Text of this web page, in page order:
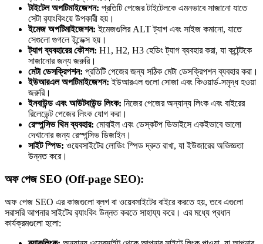
টাইটেল অপটিমাইজেশন: প্রতিটি পেজের টাইটেলকে এমনভাবে সাজানো যাতে
সেটা র‍্যাংকিংয়ে উপকারী হয়।
ইমেজ অপটিমাইজেশন: ইমেজগুলির ALT ট্যাগ এবং সাইজ কমানো, যাতে
সেগুলো গুগলে ইন্ডেক্স হয়।
ট্যাগ ব্যবহারের কৌশল: H1, H2, H3 হেডিং ট্যাগ ব্যবহার করা, যা কন্টেন্টকে
সাজানোর জন্য জরুরি।
মেটা ডেসক্রিপশন: প্রতিটি পেজের জন্য সঠিক মেটা ডেসক্রিপশন ব্যবহার করা।
ইউআরএল অপটিমাইজেশন: ইউআরএল গুলো সোজা এবং কিওয়ার্ড-সমৃদ্ধ হওয়া
জরুরি।
ইনবাউন্ড এবং আউটবাউন্ড লিংক: নিজের পেজের অন্যান্য লিংক এবং বাইরের
রিলেভেন্ট পেজের লিংক যোগ করা।
রেস্পন্সিভ থিম ব্যবহার: মোবাইল এবং ডেস্কটপ ডিভাইসে একইভাবে ভালো
দেখানোর জন্য রেস্পন্সিভ ডিজাইন।
সাইট স্পিড: ওয়েবসাইটের লোডিং স্পিড দ্রুত রাখা, যা ইউজারের অভিজ্ঞতা
উন্নত করে।
অফ পেজ SEO (Off-page SEO):
অফ পেজ SEO এর কাজগুলো ব্লগ বা ওয়েবসাইটের বাইরে করতে হয়, তবে এগুলো
সরাসরি আপনার সাইটের র‍্যাংকিং উন্নত করতে সাহায্য করে। এর মধ্যে প্রধান
কার্যক্রমগুলো হলো: